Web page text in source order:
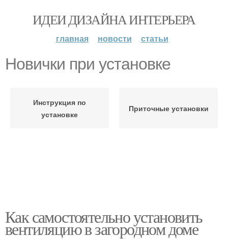
ИДЕИ ДИЗАЙНА ИНТЕРЬЕРА
главная новости статьи
Новички при установке
Инструкция по
установке
Приточные установки
Как самостоятельно установить
вентиляцию в загородном доме